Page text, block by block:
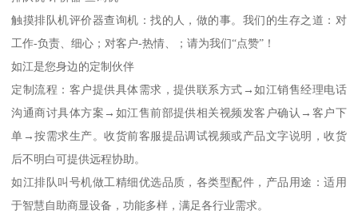
触摸排队机评价器查询机：找的人，做的事。我们的生存之道：对
工作-负责、细心；对客户-热情、；请为我们“点赞”！
如江是您身边的定制伙伴
定制流程：客户提供具体需求，提供联系方式→如江销售经理电话
沟通商讨具体方案→如江售前部提供相关视频发客户确认→客户下
单→按需求生产。收货前客服提品调试视频或产品文字说明，收货
后不明白可提供远程协助。
如江排队叫号机做工精细优选品质，各类型配件，产品用途：适用
于智慧自助商显设备，功能多样，满足各行业需求。